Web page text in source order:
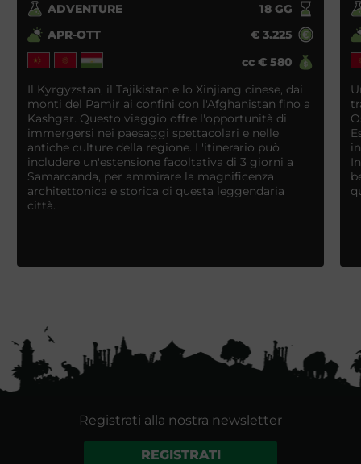
ADVENTURE 18 GG
APR-OTT
€ 3.225
cc€ 580
Il Kyrgyzstan, il Tajikistan e lo Xinjiang cinese, dai
monti del Pamir ai confini con l'Afghanistan fino a
Kashgar. Questo viaggio offre l'opportunità di
immergersi nei paesaggi spettacolari e nelle
antiche culture della regione. L'itinerario può
includere un'estensione facoltativa di 3 giorni a
Samarcanda, per ammirare la magnificenza
architettonica e storica di questa leggendaria
città.
Registrati alla nostra newsletter
REGISTRATI